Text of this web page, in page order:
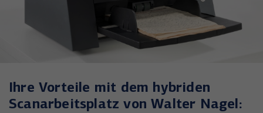
Ihre Vorteile mit dem hybriden
Scanarbeitsplatz von Walter Nagel: